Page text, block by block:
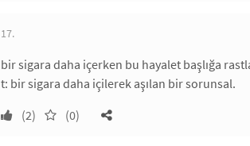
17.
bir sigara daha içerken bu hayalet başlığa
t: bir sigara daha içilerek aşılan bir sorunsal.
(2)
(0)